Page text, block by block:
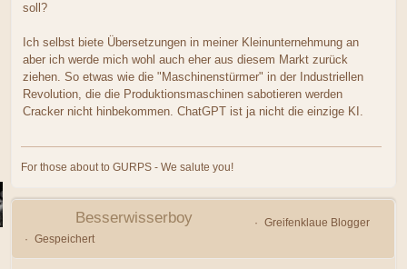
soll?
Ich selbst biete Übersetzungen in meiner Kleinunternehmung an
aber ich werde mich wohl auch eher aus diesem Markt zurück
ziehen. So etwas wie die "Maschinenstürmer" in der Industriellen
Revolution, die die Produktionsmaschinen sabotieren werden
Cracker nicht hinbekommen. ChatGPT ist ja nicht die einzige KI.
For those about to GURPS - We salute you!
Besserwisserboy
Greifenklaue Blogger
Gespeichert